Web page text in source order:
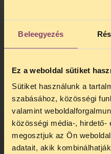
Beleegyezés
Ez a weboldal sütiket
Sütiket használunk a
szabásához, közösségi
valamint
közösségi média-, hirdető-
megosztjuk az Ön
adatait, akik
A biometrikus
több mint 450
és kezelné
A mostanihoz
maga az Európai
az az Unió
veszélyeztette volna.
A felállítandó
hogy az EU összes
megfigyeljék, és